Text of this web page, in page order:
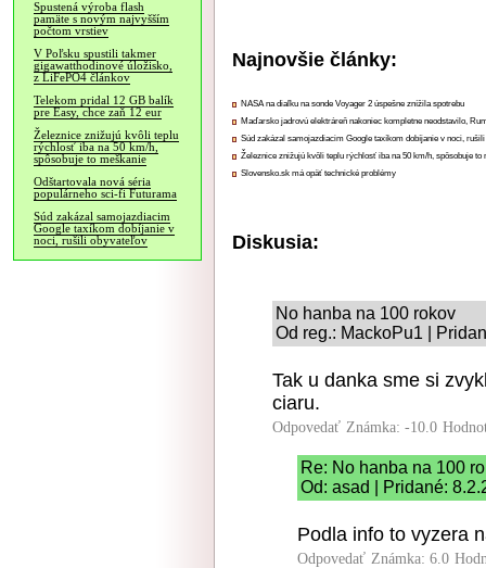
Spustená výroba flash
pamäte s novým najvyšším
počtom vrstiev
V Poľsku spustili takmer
gigawatthodinové úložisko,
z LiFePO4 článkov
Telekom pridal 12 GB balík
pre Easy, chce zaň 12 eur
Železnice znižujú kvôli teplu
rýchlosť iba na 50 km/h,
spôsobuje to meškanie
Odštartovala nová séria
populárneho sci-fi Futurama
Súd zakázal samojazdiacim
Google taxíkom dobíjanie v
noci, rušili obyvateľov
Najnovšie články:
NASA na diaľku na sonde Voyager 2 úspešne znížila spotrebu
Maďarsko jadrovú elektráreň nakoniec kompletne neodstavilo,
Súd zakázal samojazdiacim Google taxíkom dobíjanie v noci,
Železnice znižujú kvôli teplu rýchlosť iba na 50 km/h, spôsobuje to
Slovensko.sk má opäť technické problémy
Diskusia:
No hanba na 100 rokov
Od reg.: MackoPu1 |
Tak u danka sme si
ciaru.
Odpovedať Známka: -10.0
Re: No hanba na 100
Od: asad | Pridané:
Podla info to vyzera
Odpovedať Známka: 6.0